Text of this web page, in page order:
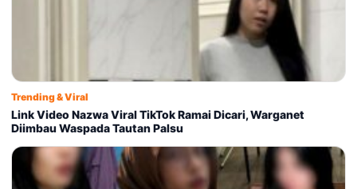
Trending & Viral
Link Video Nazwa Viral TikTok Ramai Dicari, Warganet
Diimbau Waspada Tautan Palsu